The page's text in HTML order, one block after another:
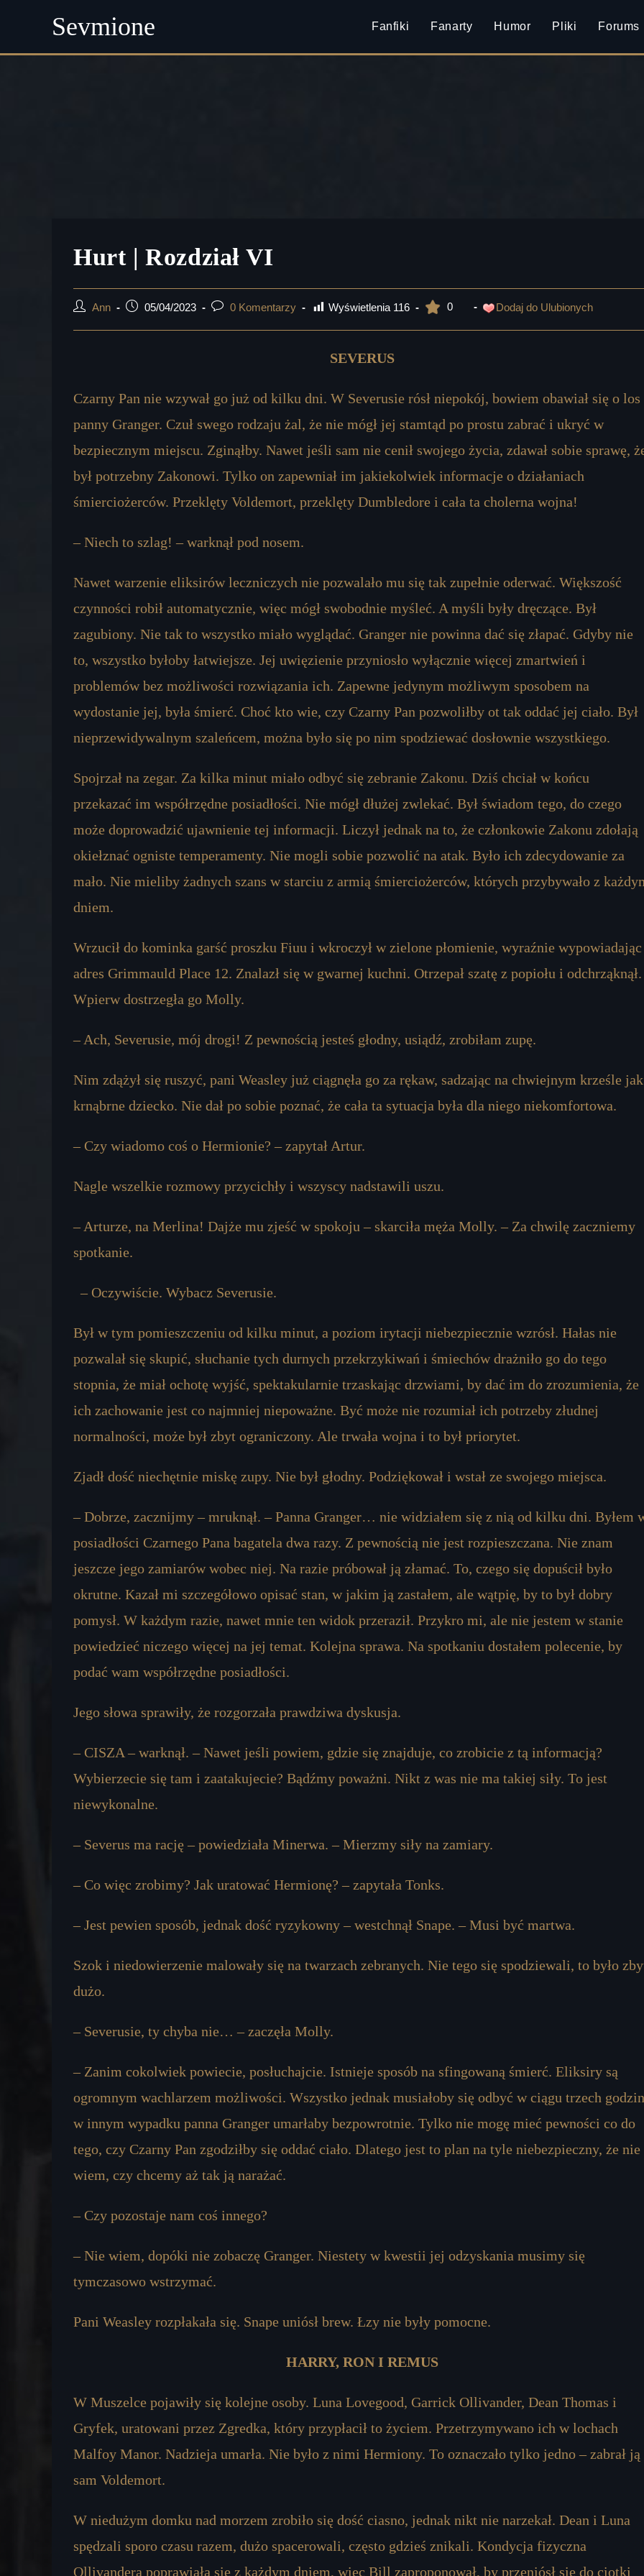
Sevmione Fanfiki Fanarty Humor Pliki Forums
Hurt | Rozdział VI
Post Ann
Post05/04/2023
Post0 Komentarzy Wyświetlenia 116 0 Dodaj do Ulubionych
SEVERUS
Czarny Pan nie wzywał go już od kilku dni. W Severusie rósł niepokój, bowiem obawiał się o los
panny Granger. Czuł swego rodzaju żal, że nie mógł jej stamtąd po prostu zabrać i ukryć w
bezpiecznym miejscu. Zginąłby. Nawet jeśli sam nie cenił swojego życia, zdawał sobie sprawę,
był potrzebny Zakonowi. Tylko on zapewniał im jakiekolwiek informacje o działaniach
śmierciożerców. Przeklęty Voldemort, przeklęty Dumbledore i cała ta cholerna wojna!
– Niech to szlag! – warknął pod nosem.
Nawet warzenie eliksirów leczniczych nie pozwalało mu się tak zupełnie oderwać. Większość
czynności robił automatycznie, więc mógł swobodnie myśleć. A myśli były dręczące. Był
zagubiony. Nie tak to wszystko miało wyglądać. Granger nie powinna dać się złapać. Gdyby nie
to, wszystko byłoby łatwiejsze. Jej uwięzienie przyniosło wyłącznie więcej zmartwień i
problemów bez możliwości rozwiązania ich. Zapewne jedynym możliwym sposobem na
wydostanie jej, była śmierć. Choć kto wie, czy Czarny Pan pozwoliłby ot tak oddać jej ciało. Był
nieprzewidywalnym szaleńcem, można było się po nim spodziewać dosłownie wszystkiego.
Spojrzał na zegar. Za kilka minut miało odbyć się zebranie Zakonu. Dziś chciał w końcu
przekazać im współrzędne posiadłości. Nie mógł dłużej zwlekać. Był świadom tego, do czego
może doprowadzić ujawnienie tej informacji. Liczył jednak na to, że członkowie Zakonu zdołają
okiełznać ogniste temperamenty. Nie mogli sobie pozwolić na atak. Było ich zdecydowanie za
mało. Nie mieliby żadnych szans w starciu z armią śmierciożerców, których przybywało z
dniem.
Wrzucił do kominka garść proszku Fiuu i wkroczył w zielone płomienie, wyraźnie wypowiadając
adres Grimmauld Place 12. Znalazł się w gwarnej kuchni. Otrzepał szatę z popiołu i odchrząknął.
Wpierw dostrzegła go Molly.
– Ach, Severusie, mój drogi! Z pewnością jesteś głodny, usiądź, zrobiłam zupę.
Nim zdążył się ruszyć, pani Weasley już ciągnęła go za rękaw, sadzając na chwiejnym krześle jak
krnąbrne dziecko. Nie dał po sobie poznać, że cała ta sytuacja była dla niego niekomfortowa.
– Czy wiadomo coś o Hermionie? – zapytał Artur.
Nagle wszelkie rozmowy przycichły i wszyscy nadstawili uszu.
– Arturze, na Merlina! Dajże mu zjeść w spokoju – skarciła męża Molly. – Za chwilę zaczniemy
spotkanie.
– Oczywiście. Wybacz Severusie.
Był w tym pomieszczeniu od kilku minut, a poziom irytacji niebezpiecznie wzrósł. Hałas nie
pozwalał się skupić, słuchanie tych durnych przekrzykiwań i śmiechów drażniło go do tego
stopnia, że miał ochotę wyjść, spektakularnie trzaskając drzwiami, by dać im do zrozumienia, że
ich zachowanie jest co najmniej niepoważne. Być może nie rozumiał ich potrzeby złudnej
normalności, może był zbyt ograniczony. Ale trwała wojna i to był priorytet.
Zjadł dość niechętnie miskę zupy. Nie był głodny. Podziękował i wstał ze swojego miejsca.
– Dobrze, zacznijmy – mruknął. – Panna Granger… nie widziałem się z nią od kilku dni. Byłem
posiadłości Czarnego Pana bagatela dwa razy. Z pewnością nie jest rozpieszczana. Nie znam
jeszcze jego zamiarów wobec niej. Na razie próbował ją złamać. To, czego się dopuścił było
okrutne. Kazał mi szczegółowo opisać stan, w jakim ją zastałem, ale wątpię, by to był dobry
pomysł. W każdym razie, nawet mnie ten widok przeraził. Przykro mi, ale nie jestem w stanie
powiedzieć niczego więcej na jej temat. Kolejna sprawa. Na spotkaniu dostałem polecenie, by
podać wam współrzędne posiadłości.
Jego słowa sprawiły, że rozgorzała prawdziwa dyskusja.
– CISZA – warknął. – Nawet jeśli powiem, gdzie się znajduje, co zrobicie z tą informacją?
Wybierzecie się tam i zaatakujecie? Bądźmy poważni. Nikt z was nie ma takiej siły. To jest
niewykonalne.
– Severus ma rację – powiedziała Minerwa. – Mierzmy siły na zamiary.
– Co więc zrobimy? Jak uratować Hermionę? – zapytała Tonks.
– Jest pewien sposób, jednak dość ryzykowny – westchnął Snape. – Musi być martwa.
Szok i niedowierzenie malowały się na twarzach zebranych. Nie tego się spodziewali, to było
dużo.
– Severusie, ty chyba nie… – zaczęła Molly.
– Zanim cokolwiek powiecie, posłuchajcie. Istnieje sposób na sfingowaną śmierć. Eliksiry są
ogromnym wachlarzem możliwości. Wszystko jednak musiałoby się odbyć w ciągu trzech
w innym wypadku panna Granger umarłaby bezpowrotnie. Tylko nie mogę mieć pewności co do
tego, czy Czarny Pan zgodziłby się oddać ciało. Dlatego jest to plan na tyle niebezpieczny, że nie
wiem, czy chcemy aż tak ją narażać.
– Czy pozostaje nam coś innego?
– Nie wiem, dopóki nie zobaczę Granger. Niestety w kwestii jej odzyskania musimy się
tymczasowo wstrzymać.
Pani Weasley rozpłakała się. Snape uniósł brew. Łzy nie były pomocne.
HARRY, RON I REMUS
W Muszelce pojawiły się kolejne osoby. Luna Lovegood, Garrick Ollivander, Dean Thomas i
Gryfek, uratowani przez Zgredka, który przypłacił to życiem. Przetrzymywano ich w lochach
Malfoy Manor. Nadzieja umarła. Nie było z nimi Hermiony. To oznaczało tylko jedno – zabrał ją
sam Voldemort.
W niedużym domku nad morzem zrobiło się dość ciasno, jednak nikt nie narzekał. Dean i Luna
spędzali sporo czasu razem, dużo spacerowali, często gdzieś znikali. Kondycja fizyczna
Ollivandera poprawiała się z każdym dniem, więc Bill zaproponował, by przeniósł się do ciotki